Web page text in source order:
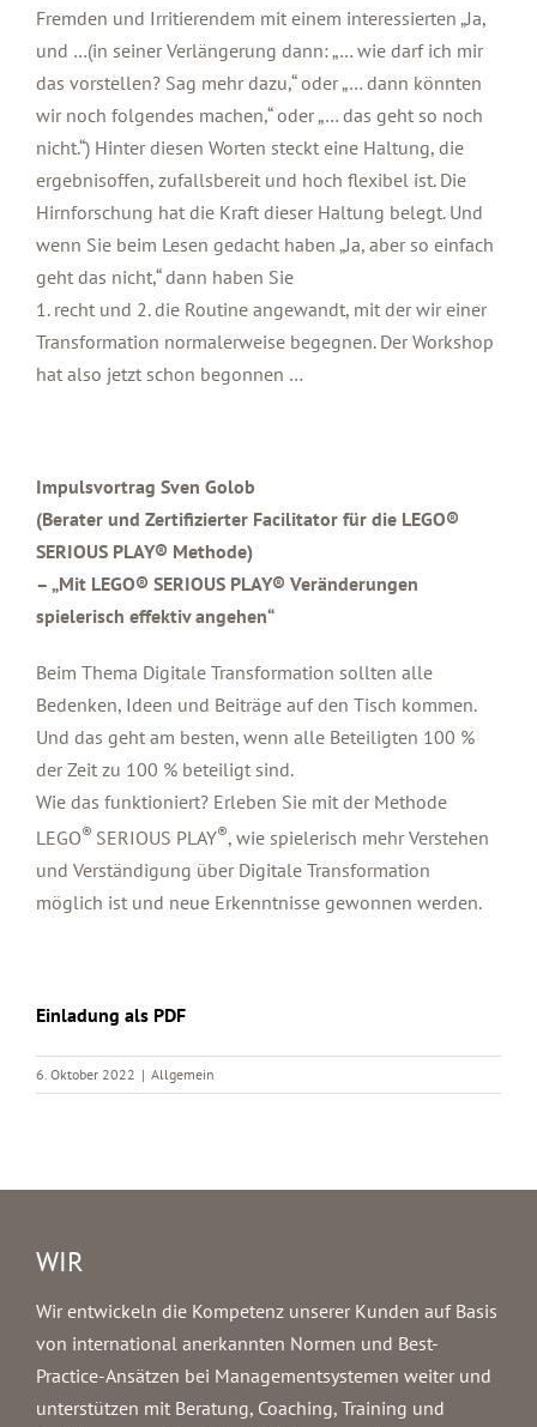
Fremden und Irritierendem mit einem interessierten „Ja,
und …(in seiner Verlängerung dann: „… wie darf ich mir
das vorstellen? Sag mehr dazu,“ oder „… dann könnten
wir noch folgendes machen,“ oder „… das geht so noch
nicht.“) Hinter diesen Worten steckt eine Haltung, die
ergebnisoffen, zufallsbereit und hoch flexibel ist. Die
Hirnforschung hat die Kraft dieser Haltung belegt. Und
wenn Sie beim Lesen gedacht haben „Ja, aber so einfach
geht das nicht,“ dann haben Sie
1. recht und 2. die Routine angewandt, mit der wir einer
Transformation normalerweise begegnen. Der Workshop
hat also jetzt schon begonnen …
Impulsvortrag Sven Golob
(Berater und Zertifizierter Facilitator für die LEGO®
SERIOUS PLAY® Methode)
– „Mit LEGO® SERIOUS PLAY® Veränderungen
spielerisch effektiv angehen“
Beim Thema Digitale Transformation sollten alle
Bedenken, Ideen und Beiträge auf den Tisch kommen.
Und das geht am besten, wenn alle Beteiligten 100 %
der Zeit zu 100 % beteiligt sind.
Wie das funktioniert? Erleben Sie mit der Methode
LEGO® SERIOUS PLAY®, wie spielerisch mehr Verstehen
und Verständigung über Digitale Transformation
möglich ist und neue Erkenntnisse gewonnen werden.
Einladung als PDF
6. Oktober 2022 | Allgemein
WIR
Wir entwickeln die Kompetenz unserer Kunden auf Basis
von international anerkannten Normen und Best-
Practice-Ansätzen bei Managementsystemen weiter und
unterstützen mit Beratung, Coaching, Training und